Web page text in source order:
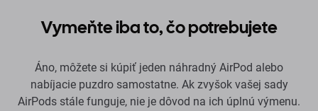
Vymeňte iba to, čo potrebujete
Áno, môžete si kúpiť jeden náhradný AirPod alebo
nabíjacie puzdro samostatne. Ak zvyšok vašej sady
AirPods stále funguje, nie je dôvod na ich úplnú výmenu.